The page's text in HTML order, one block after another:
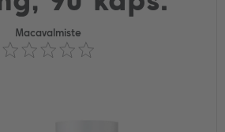
Macavalmiste